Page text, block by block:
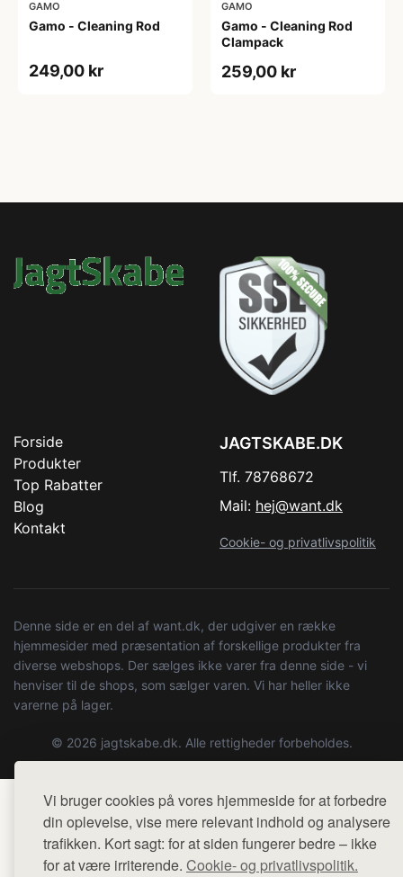
Vi bruger cookies på vores hjemmeside for at forbedre
din oplevelse, vise mere relevant indhold og analysere
trafikken. Kort sagt: for at siden fungerer bedre – ikke
for at være irriterende. Cookie- og privatlivspolitik.
GAMO
Gamo - Cleaning Rod
249,00 kr
GAMO
Gamo - Cleaning Rod
Clampack
259,00 kr
Forside
Produkter
Top Rabatter
Blog
Kontakt
JAGTSKABE.DK
Tlf. 78768672
Mail: hej@want.dk
Cookie- og privatlivspolitik
Denne side er en del af want.dk, der udgiver en række
hjemmesider med præsentation af forskellige produkter fra
diverse webshops. Der sælges ikke varer fra denne side - vi
henviser til de shops, som sælger varen. Vi har heller ikke
varerne på lager.
© 2026 jagtskabe.dk. Alle rettigheder forbeholdes.